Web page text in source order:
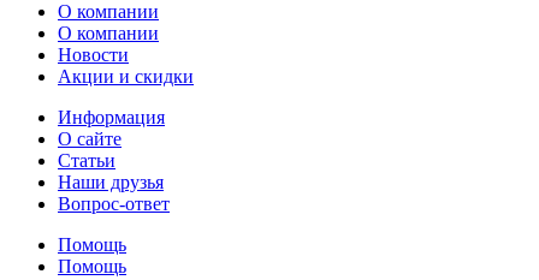
О компании
О компании
Новости
Акции и скидки
Информация
О сайте
Статьи
Наши друзья
Вопрос-ответ
Помощь
Помощь